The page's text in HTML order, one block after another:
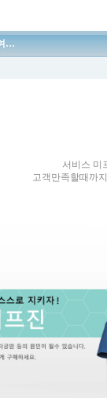
…
서비스 미
고객만족할때까